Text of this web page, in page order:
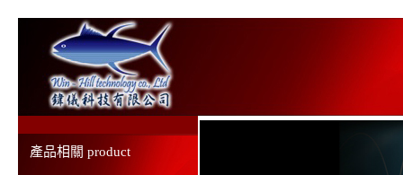
產品相關 product